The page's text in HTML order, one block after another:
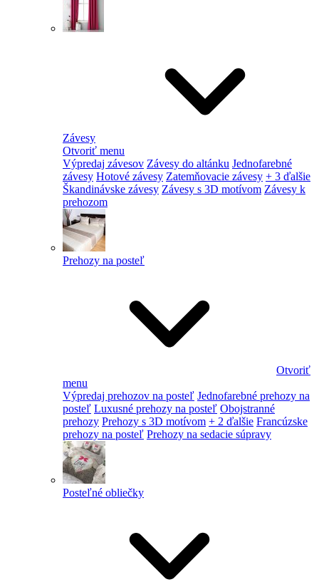
Závesy
Otvoriť menu
Výpredaj závesov Závesy do altánku Jednofarebné
závesy Hotové závesy Zatemňovacie závesy + 3 ďalšie
Škandinávske závesy Závesy s 3D motívom Závesy k
prehozom
Prehozy na posteľ
Otvoriť
menu
Výpredaj prehozov na posteľ Jednofarebné prehozy na
posteľ Luxusné prehozy na posteľ Obojstranné
prehozy Prehozy s 3D motívom + 2 ďalšie Francúzske
prehozy na posteľ Prehozy na sedacie súpravy
Posteľné obliečky